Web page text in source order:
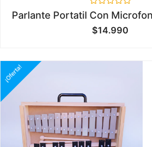
Valorado
en
0
de
Parlante Portatil Con
$14.990
¡Oferta!